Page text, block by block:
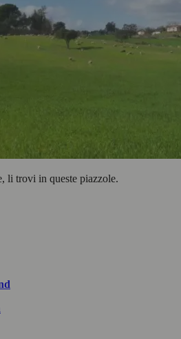
li trovi in queste piazzole.